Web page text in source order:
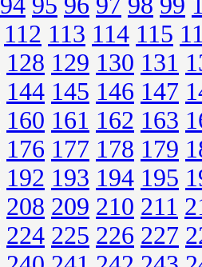
112 113 114 115
128 129 130 131
144 145 146 147
160 161 162 163
176 177 178 179
192 193 194 195
208 209 210 211
224 225 226 227